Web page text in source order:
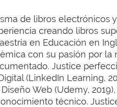
de libros electrónicos
creando libros
en Educación en
con su pasión por la
Justice
(LinkedIn Learning,
Web (Udemy,
técnico.